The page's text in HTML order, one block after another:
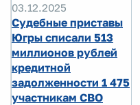
03.12.2025
Судебные приставы
Югры списали 513
миллионов рублей
кредитной
задолженности 1 475
участникам СВО